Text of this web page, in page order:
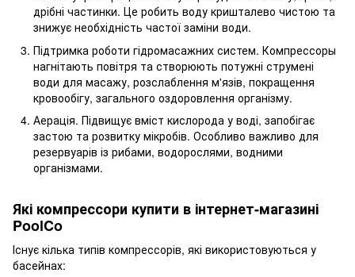
дрібні частинки. Це робить воду кришталево чистою та
знижує необхідність частої заміни води.
Підтримка роботи гідромасажних систем. Компрессоры
нагнітають повітря та створюють потужні струмені
води для масажу, розслаблення м'язів, покращення
кровообігу, загального оздоровлення організму.
Аерація. Підвищує вміст кислорода у воді, запобігає
застою та розвитку мікробів. Особливо важливо для
резервуарів із рибами, водорослями, водними
організмами.
Які компрессори купити в інтернет-магазині
PoolCo
Існує кілька типів компрессорів, які використовуються у
басейнах: